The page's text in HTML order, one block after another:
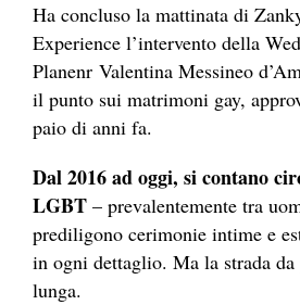
Ha concluso la mattinata di
Experience l’intervento della
Planenr Valentina Messineo
il punto sui matrimoni gay,
paio di anni fa.
Dal 2016 ad oggi, si contano
LGBT – prevalentemente tra
prediligono cerimonie intime e
in ogni dettaglio. Ma la strada da
lunga.